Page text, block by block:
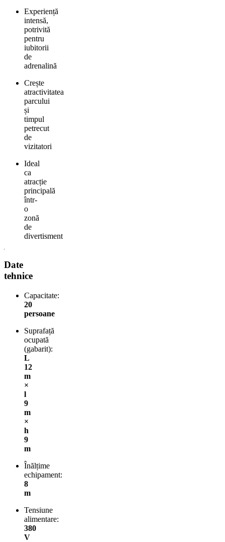
Experiență
intensă,
potrivită
pentru
iubitorii
de
adrenalină
Crește
atractivitatea
parcului
și
timpul
petrecut
de
vizitatori
Ideal
ca
atracție
principală
într-
o
zonă
de
divertisment
Date
tehnice
Capacitate:
20
persoane
Suprafață
ocupată
(gabarit):
L
12
m
×
l
9
m
×
h
9
m
Înălțime
echipament:
8
m
Tensiune
alimentare:
380
V